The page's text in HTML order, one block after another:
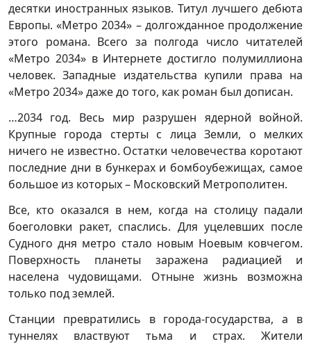
десятки иностранных языков. Титул лучшего дебюта
Европы. «Метро 2034» – долгожданное продолжение
этого романа. Всего за полгода число читателей
«Метро 2034» в Интернете достигло полумиллиона
человек. Западные издательства купили права на
«Метро 2034» даже до того, как роман был дописан.
…2034 год. Весь мир разрушен ядерной войной.
Крупные города стерты с лица Земли, о мелких
ничего не известно. Остатки человечества коротают
последние дни в бункерах и бомбоубежищах, самое
большое из которых – Московский Метрополитен.
Все, кто оказался в нем, когда на столицу падали
боеголовки ракет, спаслись. Для уцелевших после
Судного дня метро стало новым Ноевым ковчегом.
Поверхность планеты заражена радиацией и
населена чудовищами. Отныне жизнь возможна
только под землей.
Станции превратились в города-государства, а в
туннелях властвуют тьма и страх. Жители